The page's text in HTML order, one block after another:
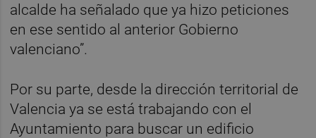
alcalde ha señalado que ya hizo peticiones
en ese sentido al anterior Gobierno
valenciano”.
Por su parte, desde la dirección territorial de
Valencia ya se está trabajando con el
Ayuntamiento para buscar un edificio